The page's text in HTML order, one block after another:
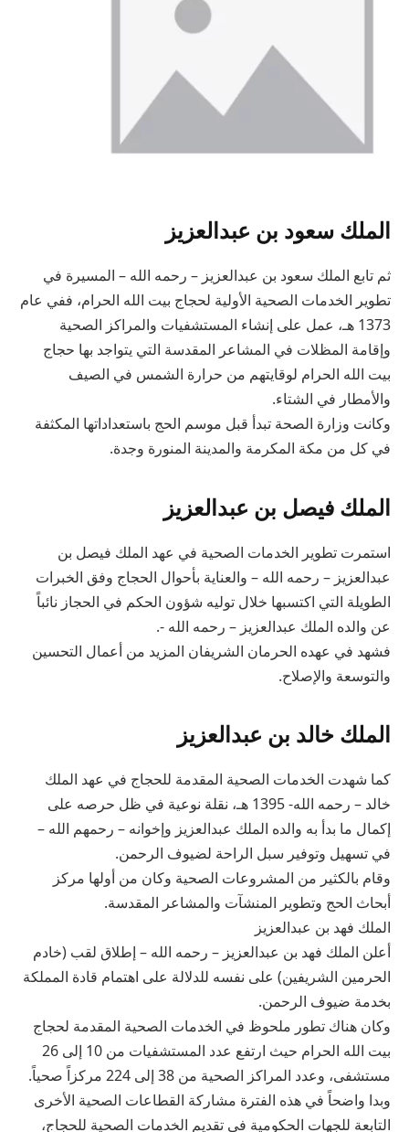
الملك سعود بن عبدالعزيز
ثم تابع الملك سعود بن عبدالعزيز – رحمه الله – المسيرة في
تطوير الخدمات الصحية الأولية لحجاج بيت الله الحرام، ففي عام
1373 هـ، عمل على إنشاء المستشفيات والمراكز الصحية
وإقامة المظلات في المشاعر المقدسة التي يتواجد بها حجاج
بيت الله الحرام لوقايتهم من حرارة الشمس في الصيف
والأمطار في الشتاء.
وكانت وزارة الصحة تبدأ قبل موسم الحج باستعداداتها المكثفة
في كل من مكة المكرمة والمدينة المنورة وجدة.
الملك فيصل بن عبدالعزيز
استمرت تطوير الخدمات الصحية في عهد الملك فيصل بن
عبدالعزيز – رحمه الله – والعناية بأحوال الحجاج وفق الخبرات
الطويلة التي اكتسبها خلال توليه شؤون الحكم في الحجاز نائباً
عن والده الملك عبدالعزيز – رحمه الله -.
فشهد في عهده الحرمان الشريفان المزيد من أعمال التحسين
والتوسعة والإصلاح.
الملك خالد بن عبدالعزيز
كما شهدت الخدمات الصحية المقدمة للحجاج في عهد الملك
خالد – رحمه الله- 1395 هـ، نقلة نوعية في ظل حرصه على
إكمال ما بدأ به والده الملك عبدالعزيز وإخوانه – رحمهم الله –
في تسهيل وتوفير سبل الراحة لضيوف الرحمن.
وقام بالكثير من المشروعات الصحية وكان من أولها مركز
أبحاث الحج وتطوير المنشآت والمشاعر المقدسة.
الملك فهد بن عبدالعزيز
أعلن الملك فهد بن عبدالعزيز – رحمه الله – إطلاق لقب (خادم
الحرمين الشريفين) على نفسه للدلالة على اهتمام قادة المملكة
بخدمة ضيوف الرحمن.
وكان هناك تطور ملحوظ في الخدمات الصحية المقدمة لحجاج
بيت الله الحرام حيث ارتفع عدد المستشفيات من 10 إلى 26
مستشفى، وعدد المراكز الصحية من 38 إلى 224 مركزاً صحياً.
وبدا واضحاً في هذه الفترة مشاركة القطاعات الصحية الأخرى
التابعة للجهات الحكومية في تقديم الخدمات الصحية للحجاج،